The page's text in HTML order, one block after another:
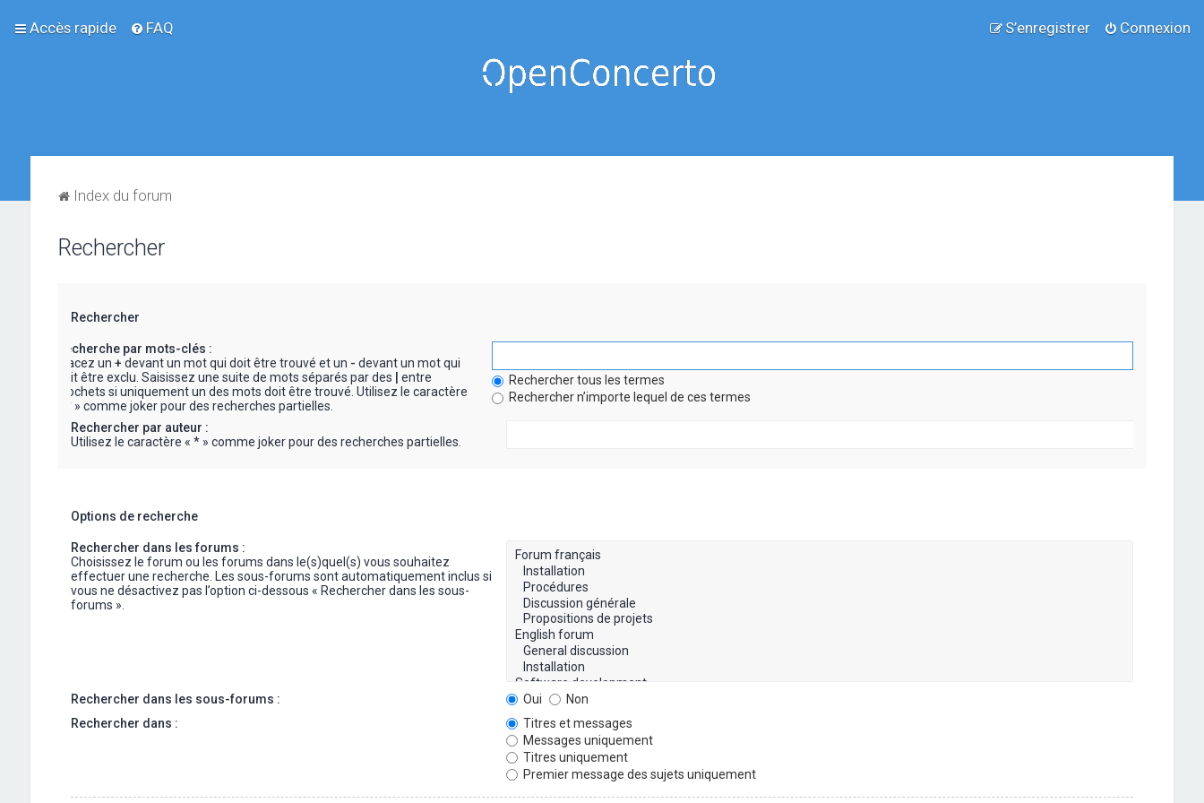
Accès rapide FAQ Connexion
S’enregistrer
Index du forum
Rechercher
Rechercher
Recherche par mots-clés :
Placez un + devant un mot qui doit être trouvé et un - devant un mot qui
doit être exclu. Saisissez une suite de mots séparés par des
entre
crochets si uniquement un des mots doit être trouvé. Utilisez le caractère
« * » comme joker pour des recherches partielles.
Rechercher tous les termes
Rechercher n’importe lequel de ces termes
Rechercher par auteur :
Utilisez le caractère « * » comme joker pour des recherches partielles.
Options de recherche
Rechercher dans les forums :
Choisissez le forum ou les forums dans le(s)quel(s) vous souhaitez
effectuer une recherche. Les sous-forums sont automatiquement inclus si
vous ne désactivez pas l’option ci-dessous « Rechercher dans les sous-
forums ».
Rechercher dans les sous-forums : Oui
Non
Rechercher dans :
Titres et messages
Messages uniquement
Titres uniquement
Premier message des sujets uniquement